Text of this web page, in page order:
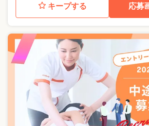
キープする 応募